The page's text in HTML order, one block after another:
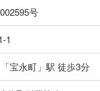
号
1
宝永町」駅 徒歩3分